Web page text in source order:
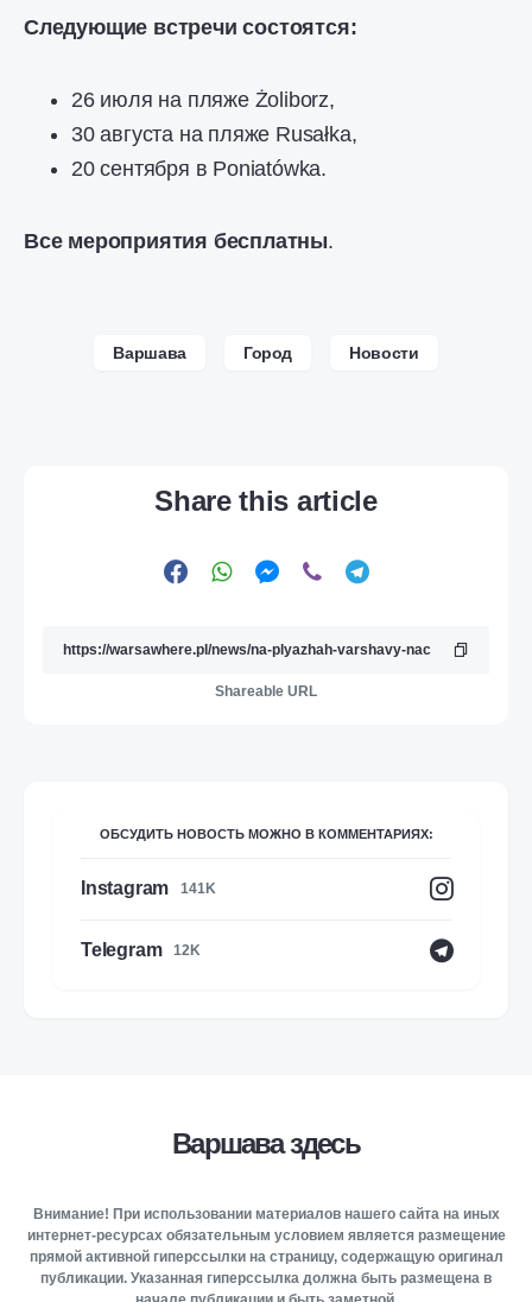
Следующие встречи состоятся:
26 июля на пляже Żoliborz,
30 августа на пляже Rusałka,
20 сентября в Poniatówka.
Все мероприятия бесплатны.
Варшава Город Новости
Share this article
Shareable URL
ОБСУДИТЬ НОВОСТЬ МОЖНО В КОММЕНТАРИЯХ:
Instagram 141K
Telegram 12K
Варшава здесь
Внимание! При использовании материалов нашего сайта на иных
интернет-ресурсах обязательным условием является размещение
прямой активной гиперссылки на страницу, содержащую оригинал
публикации. Указанная гиперссылка должна быть размещена в